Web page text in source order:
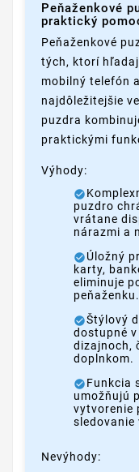
Peňaženkové
praktický
Peňaženkové
tých, ktorí
mobilný telefón
najdôležitejšie
puzdra
praktickými
Výhody:
puzdro
vrátane
nárazmi a
Úložný
karty,
eliminuje
peňaženku.
Štýlový
dostupné
dizajnoch,
doplnkom.
Funkcia
umožňujú
vytvorenie
sledovanie
Nevýhody: